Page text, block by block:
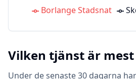
Borlange Stadsnat
Vilken tjänst är
Under de senaste 30 dagarna